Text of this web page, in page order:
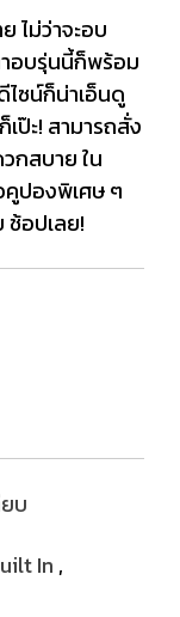
ไม่ว่าจะอบ
อบรุ่นนี้ก็พร้อม
ซน์ก็น่าเอ็นดู
ป๊ะ! สามารถสั่ง
กสบาย ใน
ปองพิเศษ ๆ
อปเลย!
บ
In ,